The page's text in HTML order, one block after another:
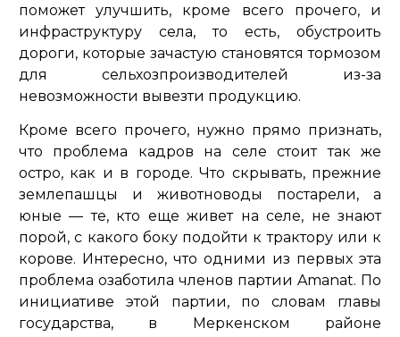
поможет улучшить, кроме всего прочего, и
инфраструктуру села, то есть, обустроить
дороги, которые зачастую становятся тормозом
для сельхозпроизводителей из-за
невозможности вывезти продукцию.
Кроме всего прочего, нужно прямо признать,
что проблема кадров на селе стоит так же
остро, как и в городе. Что скрывать, прежние
землепашцы и животноводы постарели, а
юные — те, кто еще живет на селе, не знают
порой, с какого боку подойти к трактору или к
корове. Интересно, что одними из первых эта
проблема озаботила членов партии Amanat. По
инициативе этой партии, по словам главы
государства, в Меркенском районе